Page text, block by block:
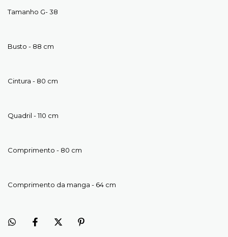
Tamanho G- 38
Busto - 88 cm
Cintura - 80 cm
Quadril - 110 cm
Comprimento - 80 cm
Comprimento da manga - 64 cm